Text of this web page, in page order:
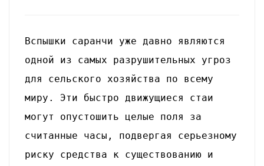
Вспышки саранчи уже давно являются
одной из самых разрушительных угроз
для сельского хозяйства по всему
миру. Эти быстро движущиеся стаи
могут опустошить целые поля за
считанные часы, подвергая серьезному
риску средства к существованию и